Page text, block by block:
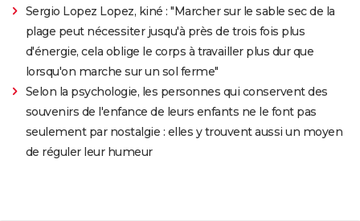
Sergio Lopez Lopez, kiné : "Marcher sur le sable sec de la
plage peut nécessiter jusqu'à près de trois fois plus
d'énergie, cela oblige le corps à travailler plus dur que
lorsqu'on marche sur un sol ferme"
Selon la psychologie, les personnes qui conservent des
souvenirs de l'enfance de leurs enfants ne le font pas
seulement par nostalgie : elles y trouvent aussi un moyen
de réguler leur humeur